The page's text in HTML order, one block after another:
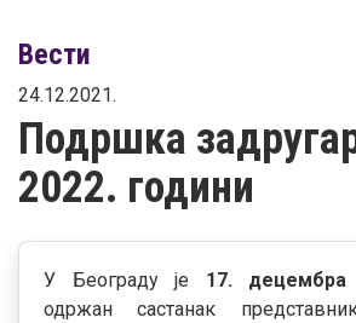
Вести
24.12.2021.
Подршка
2022. години
У Београду је 17. децембра
одржан састанак